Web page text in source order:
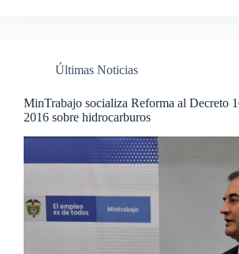
Últimas Noticias
MinTrabajo socializa Reforma al Decreto
2016 sobre hidrocarburos